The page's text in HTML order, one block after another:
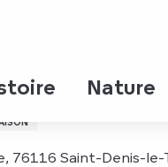
Nature
d'Emma
76116 Saint-Denis-